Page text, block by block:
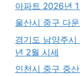
아파트 2026년
울산시 중구 다
경기도 남양주
년 2월 시세
인천시 중구 중